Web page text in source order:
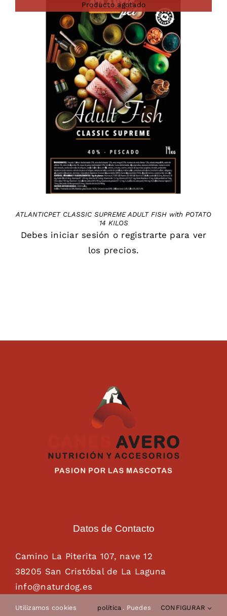
Producto agotado
DETAILS
ATLANTICPET CLASSIC SUPREME ADULT FISH with POTATO
14 KILOS
Debes iniciar sesión o registrarte para ver
los precios.
Datos de Contacto
Camino La Piterita 107, nave 12
38205 San Cristóbal de La Laguna
info@naturdog.es
Utilizamos cookies
política . Puedes
CONFIGURAR